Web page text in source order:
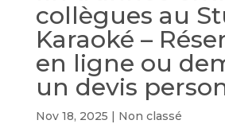
collègues au
Karaoké –
en ligne ou
un devis
Nov 18, 2025 | Non classé